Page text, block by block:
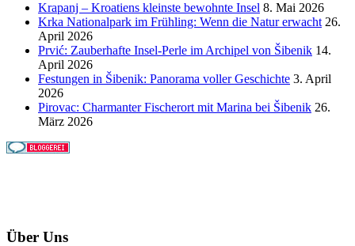
Krapanj – Kroatiens kleinste bewohnte Insel 8. Mai 2026
Krka Nationalpark im Frühling: Wenn die Natur erwacht 26.
April 2026
Prvić: Zauberhafte Insel-Perle im Archipel von Šibenik 14.
April 2026
Festungen in Šibenik: Panorama voller Geschichte 3. April
2026
Pirovac: Charmanter Fischerort mit Marina bei Šibenik 26.
März 2026
Über Uns